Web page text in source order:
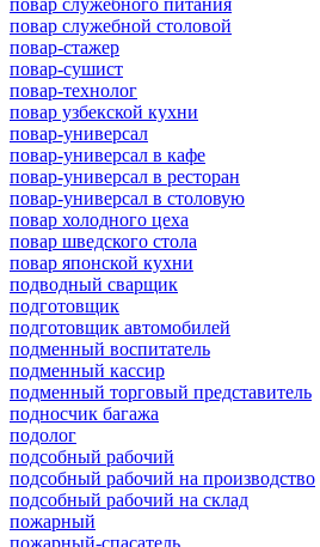
повар служебной столовой
повар-стажер
повар-сушист
повар-технолог
повар узбекской кухни
повар-универсал
повар-универсал в кафе
повар-универсал в ресторан
повар-универсал в столовую
повар холодного цеха
повар шведского стола
повар японской кухни
подводный сварщик
подготовщик
подготовщик автомобилей
подменный воспитатель
подменный кассир
подменный торговый представитель
подносчик багажа
подолог
подсобный рабочий
подсобный рабочий на производство
подсобный рабочий на склад
пожарный
пожарный-спасатель